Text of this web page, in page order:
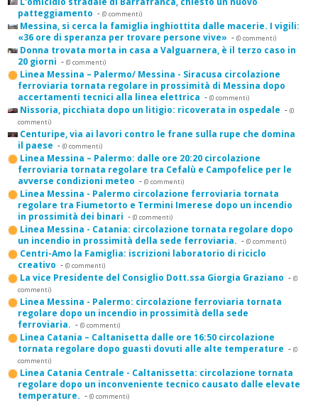
patteggiamento - (0 commenti)
Messina, si cerca la famiglia inghiottita dalle macerie. I vigili:
«36 ore di speranza per trovare persone vive» - (0 commenti)
Donna trovata morta in casa a Valguarnera, è il terzo caso in
20 giorni - (0 commenti)
Linea Messina – Palermo/ Messina - Siracusa circolazione
ferroviaria tornata regolare in prossimità di Messina dopo
accertamenti tecnici alla linea elettrica - (0 commenti)
Nissoria, picchiata dopo un litigio: ricoverata in ospedale - (0
commenti)
Centuripe, via ai lavori contro le frane sulla rupe che domina
il paese - (0 commenti)
Linea Messina – Palermo: dalle ore 20:20 circolazione
ferroviaria tornata regolare tra Cefalù e Campofelice per le
avverse condizioni meteo - (0 commenti)
Linea Messina - Palermo circolazione ferroviaria tornata
regolare tra Fiumetorto e Termini Imerese dopo un incendio
in prossimità dei binari - (0 commenti)
Linea Messina - Catania: circolazione tornata regolare dopo
un incendio in prossimità della sede ferroviaria. - (0 commenti)
Centri-Amo la Famiglia: iscrizioni laboratorio di riciclo
creativo - (0 commenti)
La vice Presidente del Consiglio Dott.ssa Giorgia Graziano - (0
commenti)
Linea Messina - Palermo: circolazione ferroviaria tornata
regolare dopo un incendio in prossimità della sede
ferroviaria. - (0 commenti)
Linea Catania – Caltanisetta dalle ore 16:50 circolazione
tornata regolare dopo guasti dovuti alle alte temperature - (0
commenti)
Linea Catania Centrale - Caltanissetta: circolazione tornata
regolare dopo un inconveniente tecnico causato dalle elevate
temperature. - (0 commenti)